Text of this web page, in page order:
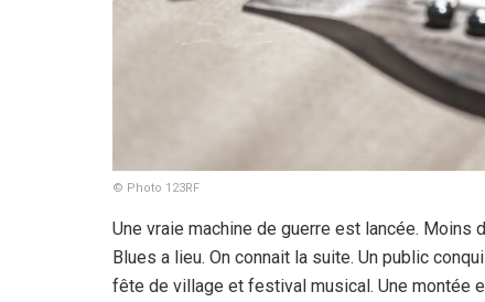
© Photo 123RF
Une vraie machine de guerre est lancée. Moins
Blues a lieu. On connait la suite. Un public
fête de village et festival musical. Une montée